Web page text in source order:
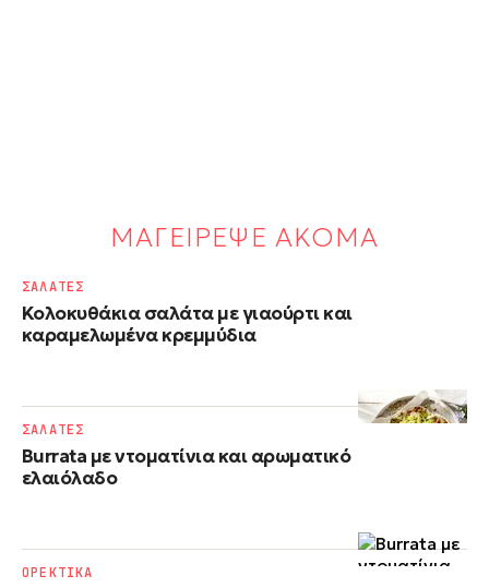
ΜΑΓΕΙΡΕΨΕ ΑΚΟΜΑ
Κολοκυθάκια σαλάτα με γιαούρτι και
καραμελωμένα κρεμμύδια
ΣΑΛΑΤΕΣ
Burrata με ντοματίνια και αρωματικό
ελαιόλαδο
ΣΑΛΑΤΕΣ
ΟΡΕΚΤΙΚΑ